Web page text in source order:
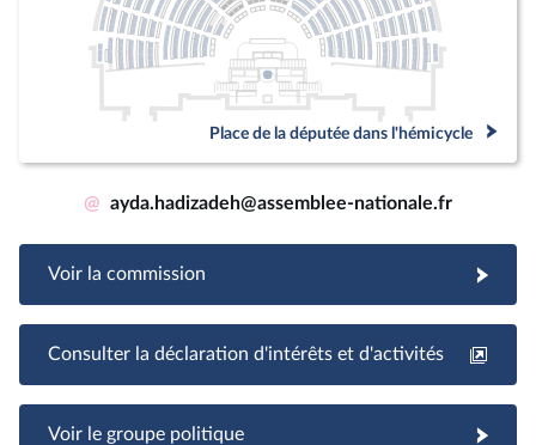
Place de la députée dans l'hémicycle
@ ayda.hadizadeh@assemblee-nationale.fr
Voir la commission
Consulter la déclaration d'intérêts et d'activités
Voir le groupe politique